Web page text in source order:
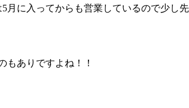
に入ってからも営業しているので少し
もありですよね！！